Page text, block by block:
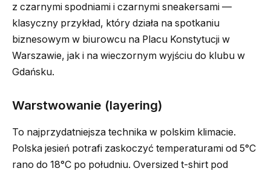
z czarnymi spodniami i czarnymi sneakersami —
klasyczny przykład, który działa na spotkaniu
biznesowym w biurowcu na Placu Konstytucji w
Warszawie, jak i na wieczornym wyjściu do klubu w
Gdańsku.
Warstwowanie (layering)
To najprzydatniejsza technika w polskim klimacie.
Polska jesień potrafi zaskoczyć temperaturami od 5°C
rano do 18°C po południu. Oversized t-shirt pod